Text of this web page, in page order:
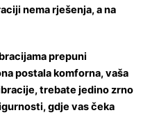
nema rješenja, a na
prepuni
postala komforna, vaša
trebate jedino zrno
gdje vas čeka